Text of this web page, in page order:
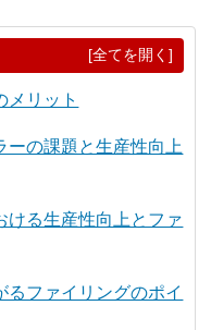
[全てを開く]
メリット
ーの課題と生産性向上
ける生産性向上とファ
るファイリングのポイ